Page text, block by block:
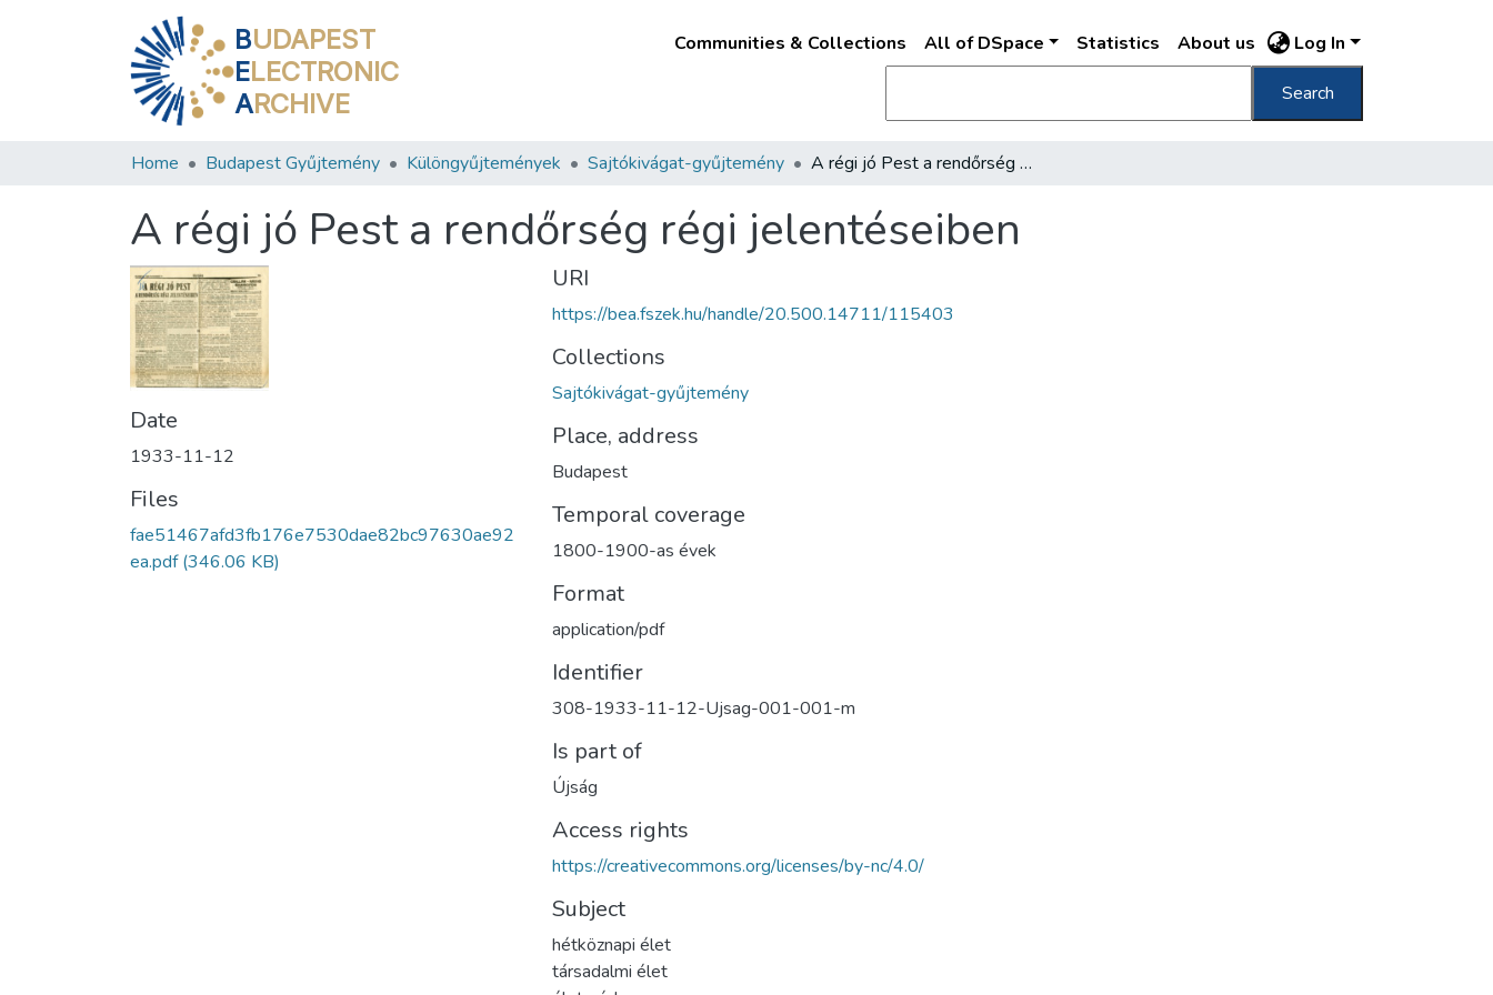
BUDAPEST
ELECTRONIC
ARCHIVE
Communities & Collections All of DSpace Statistics About us Log In
Search
Home Budapest Gyűjtemény Különgyűjtemények Sajtókivágat-gyűjtemény A régi jó Pest a rendőrség régi jelentéseiben
A régi jó Pest a rendőrség régi jelentéseiben
Date
1933-11-12
Files
fae51467afd3fb176e7530dae82bc97630ae92
ea.pdf(346.06 KB)
URI
https://bea.fszek.hu/handle/20.500.14711/115403
Collections
Sajtókivágat-gyűjtemény
Place, address
Budapest
Temporal coverage
1800-1900-as évek
Format
application/pdf
Identifier
308-1933-11-12-Ujsag-001-001-m
Is part of
Újság
Access rights
https://creativecommons.org/licenses/by-nc/4.0/
Subject
hétköznapi élet
társadalmi élet